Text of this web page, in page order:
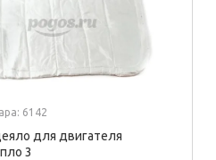
6142
для двигателя
3